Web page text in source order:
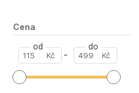
Cena
od
Kč -
do
Kč